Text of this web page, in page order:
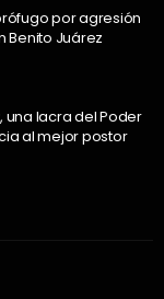
por agresión
Benito Juárez
una lacra del Poder
al mejor postor